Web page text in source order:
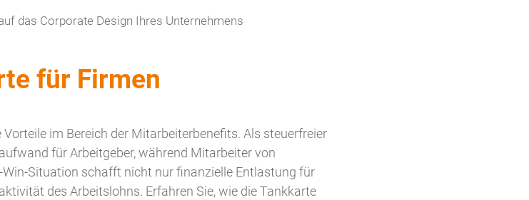
das Corporate Design Ihres Unternehmens
für Firmen
im Bereich der Mitarbeiterbenefits. Als steuerfreier
für Arbeitgeber, während Mitarbeiter von
Situation schafft nicht nur finanzielle Entlastung für
des Arbeitslohns. Erfahren Sie, wie die Tankkarte